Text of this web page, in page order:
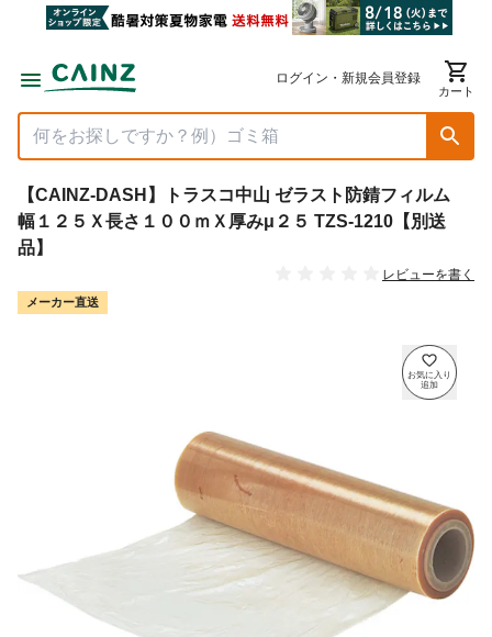
ログイン・新規会員登録
カート
【CAINZ-DASH】トラスコ中山 ゼラスト防錆フィルム
幅１２５Ｘ長さ１００ｍＸ厚みμ２５ TZS-1210【別送
品】
レビューを書く
メーカー直送